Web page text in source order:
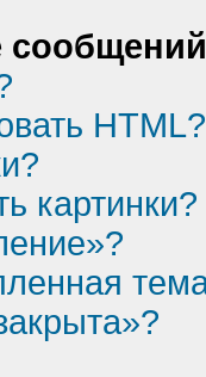
HTML?
картинки?